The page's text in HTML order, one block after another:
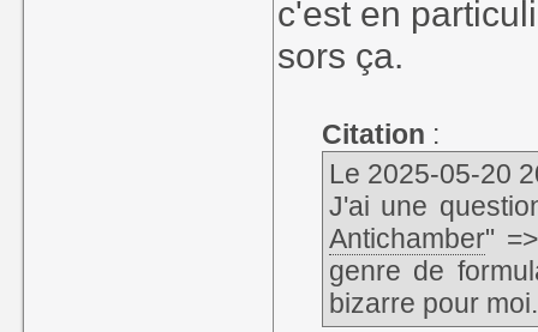
c'est en
sors ça.
Citation :
Le 2025-05-20
J'ai une
Antichamber"
genre de
bizarre pour